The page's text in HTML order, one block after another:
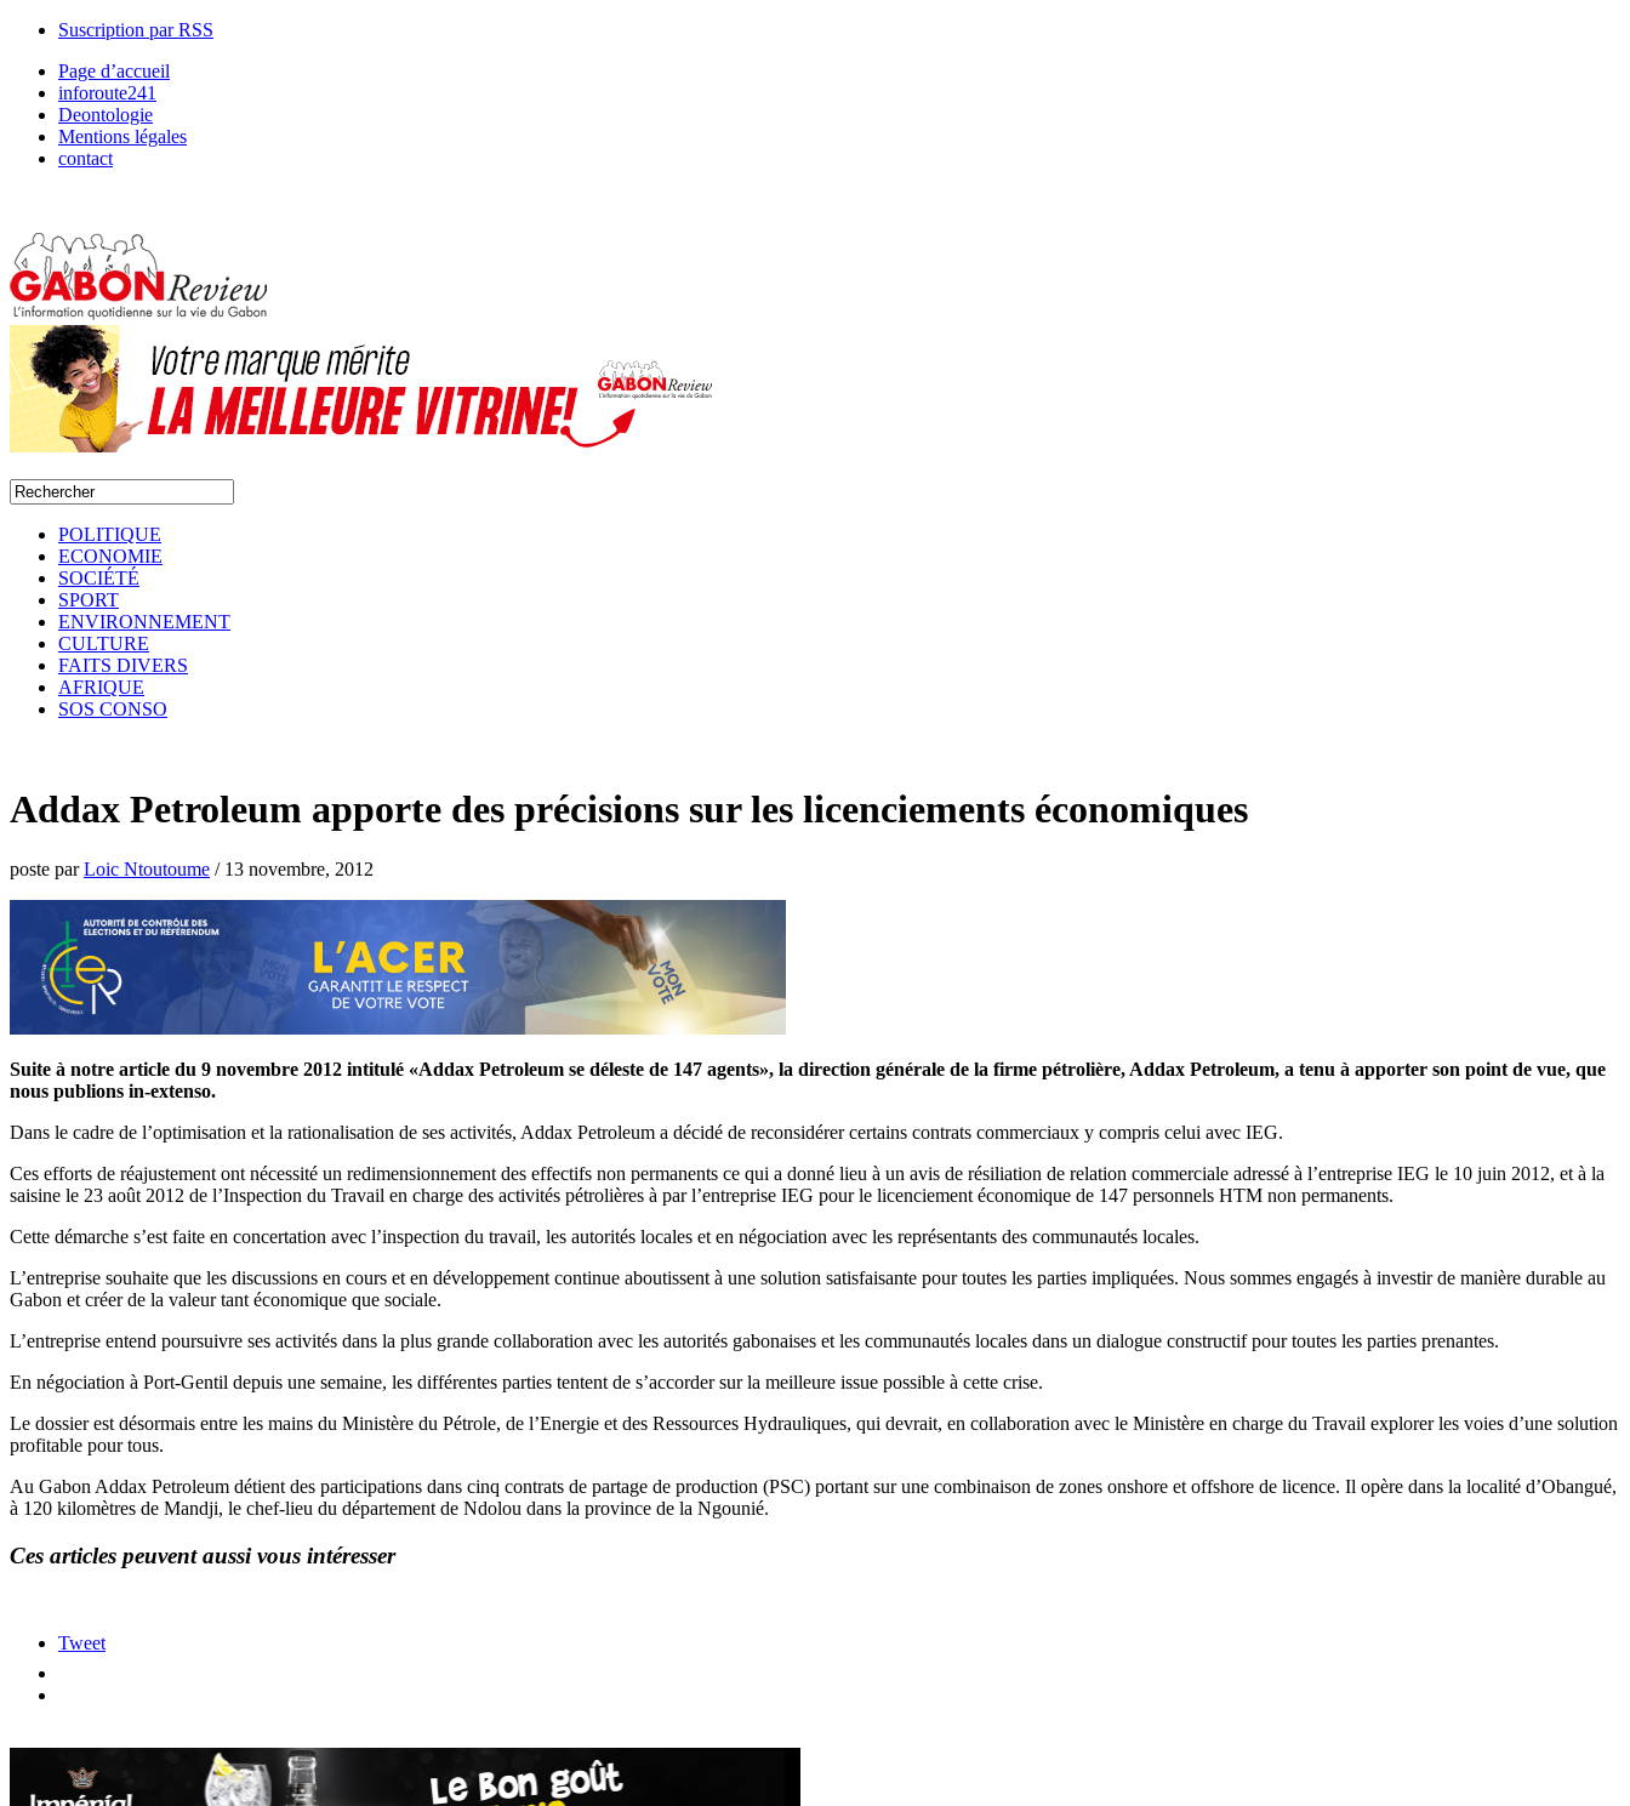
Suscription par RSS
Page d’accueil
inforoute241
Deontologie
Mentions légales
contact
POLITIQUE
ECONOMIE
SOCIÉTÉ
SPORT
ENVIRONNEMENT
CULTURE
FAITS DIVERS
AFRIQUE
SOS CONSO
Addax Petroleum apporte des précisions sur les licenciements économiques
poste parLoic Ntoutoume / 13 novembre, 2012
Suite à notre article du 9 novembre 2012 intitulé «Addax Petroleum se déleste de 147 agents», la direction générale de la firme pétrolière, Addax Petroleum, a tenu à apporter son point de vue, que
nous publions in-extenso.
Dans le cadre de l’optimisation et la rationalisation de ses activités, Addax Petroleum a décidé de reconsidérer certains contrats commerciaux y compris celui avec IEG.
Ces efforts de réajustement ont nécessité un redimensionnement des effectifs non permanents ce qui a donné lieu à un avis de résiliation de relation commerciale adressé à l’entreprise IEG le 10 juin 2012, et à la
saisine le 23 août 2012 de l’Inspection du Travail en charge des activités pétrolières à par l’entreprise IEG pour le licenciement économique de 147 personnels HTM non permanents.
Cette démarche s’est faite en concertation avec l’inspection du travail, les autorités locales et en négociation avec les représentants des communautés locales.
L’entreprise souhaite que les discussions en cours et en développement continue aboutissent à une solution satisfaisante pour toutes les parties impliquées. Nous sommes engagés à investir de manière durable au
Gabon et créer de la valeur tant économique que sociale.
L’entreprise entend poursuivre ses activités dans la plus grande collaboration avec les autorités gabonaises et les communautés locales dans un dialogue constructif pour toutes les parties prenantes.
En négociation à Port-Gentil depuis une semaine, les différentes parties tentent de s’accorder sur la meilleure issue possible à cette crise.
Le dossier est désormais entre les mains du Ministère du Pétrole, de l’Energie et des Ressources Hydrauliques, qui devrait, en collaboration avec le Ministère en charge du Travail explorer les voies d’une solution
profitable pour tous.
Au Gabon Addax Petroleum détient des participations dans cinq contrats de partage de production (PSC) portant sur une combinaison de zones onshore et offshore de licence. Il opère dans la localité d’Obangué,
à 120 kilomètres de Mandji, le chef-lieu du département de Ndolou dans la province de la Ngounié.
Ces articles peuvent aussi vous intéresser
Tweet